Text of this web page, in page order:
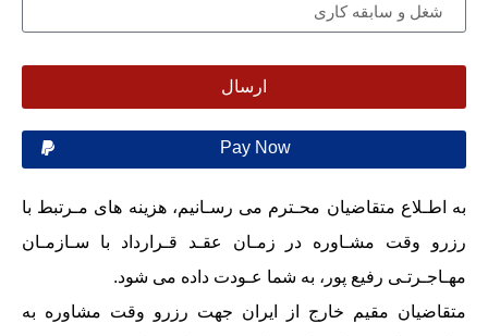
محـترم می رسـانیم، هزینه های مـرتبط با
در زمـان عقـد قـرارداد با سـازمـان
پور، به شما عـودت داده می شود.
خارج از ایران جهت رزرو وقت مشاوره به